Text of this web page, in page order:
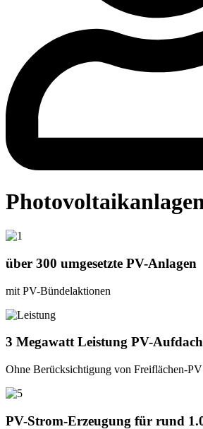
über 300 umgesetzte PV-Anlagen
mit PV-Bündelaktionen
3 Megawatt Leistung PV-Aufdach
Ohne Berücksichtigung von Freiflächen-PV
PV-Strom-Erzeugung für rund